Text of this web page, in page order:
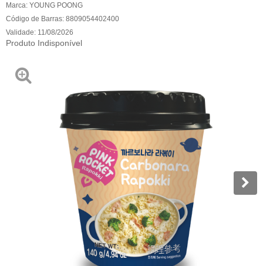
Marca: YOUNG POONG
Código de Barras: 8809054402400
Validade: 11/08/2026
Produto Indisponível